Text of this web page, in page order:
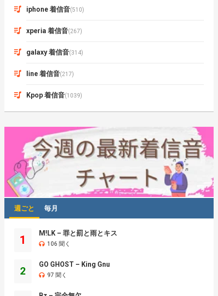
iphone 着信音(510)
xperia 着信音(267)
galaxy 着信音(314)
line 着信音(217)
Kpop 着信音(1039)
週ごと 毎月
1
M!LK – 罪と罰と雨とキス
106 聞く
2
GO GHOST – King Gnu
97 聞く